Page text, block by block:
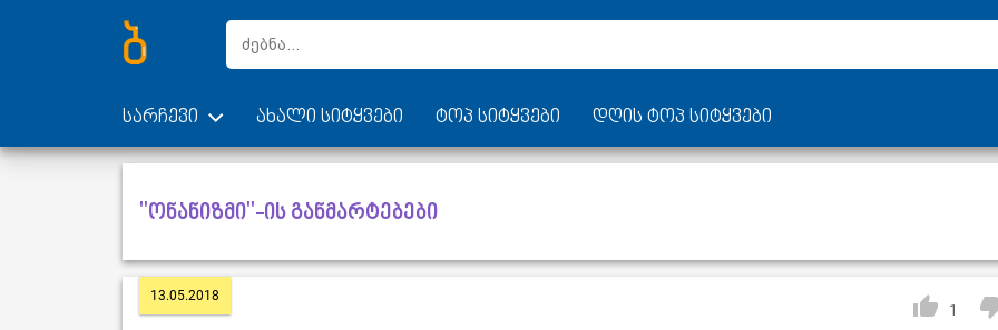
სარჩევი ახალი სიტყვები ტოპ სიტყვები დღის ტოპ სიტყვები
"ონანიზმი"-ის განმარტებები
13.05.2018
1